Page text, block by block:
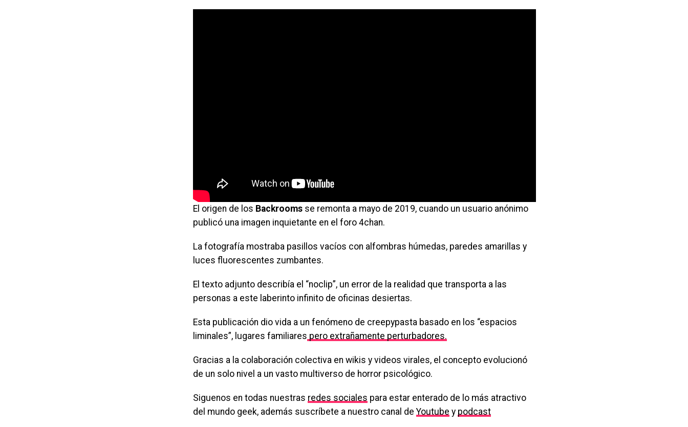
El origen de los Backrooms se remonta a mayo de 2019, cuando un usuario anónimo
publicó una imagen inquietante en el foro 4chan.
La fotografía mostraba pasillos vacíos con alfombras húmedas, paredes amarillas y
luces fluorescentes zumbantes.
El texto adjunto describía el “noclip”, un error de la realidad que transporta a las
personas a este laberinto infinito de oficinas desiertas.
Esta publicación dio vida a un fenómeno de creepypasta basado en los “espacios
liminales”, lugares familiares pero extrañamente perturbadores.
Gracias a la colaboración colectiva en wikis y videos virales, el concepto evolucionó
de un solo nivel a un vasto multiverso de horror psicológico.
Siguenos en todas nuestras redes sociales para estar enterado de lo más atractivo
del mundo geek, además suscríbete a nuestro canal deYoutube y podcast